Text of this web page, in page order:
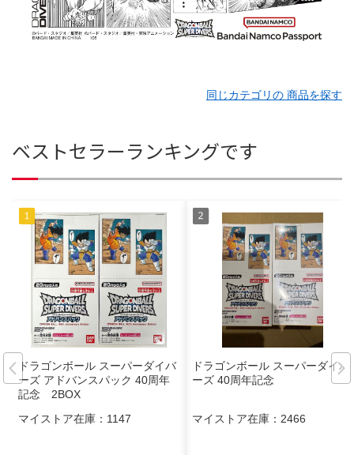
同じカテゴリの 商品を探す
ベストセラーランキングです
ドラゴンボール スーパーダイバ
ーズ アドバンスパック 40周年
記念 2BOX
マイストア在庫： 1147
ドラゴンボール スーパーダイバ
ーズ 40周年記念
マイストア在庫： 2466